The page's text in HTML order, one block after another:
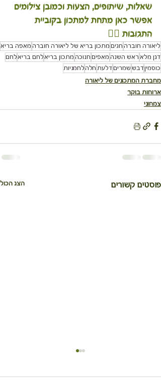
שאלות, שיתופים, הצעות וכמובן צילומים
אפשר כאן מתחת למתכון בקוביית
התגובות 👇🏽
ליאורה חוברה חגים מתכון בריא של ליאורה חוברה מאפה בריא
דגן מלא ראש השנה מאפים חנוכה מתכון בריאלחם בריאלחם
כוסמיןדבש שמריםדלעת חלהלחמניות
מחברת המתכונים של ליאורה
ארוחות בוקר
צמחוני
פוסטים קשורים הצג הכול